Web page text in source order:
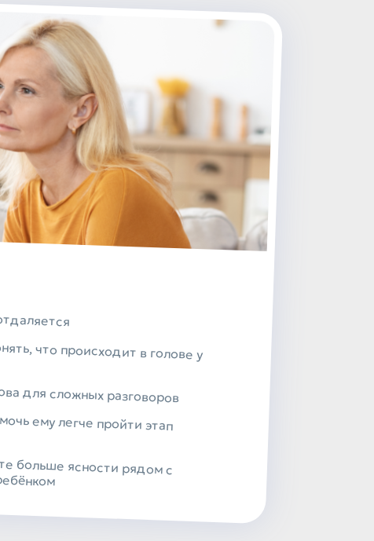
что происходит в голове у
для сложных разговоров
ему легче пройти этап
больше ясности рядом с